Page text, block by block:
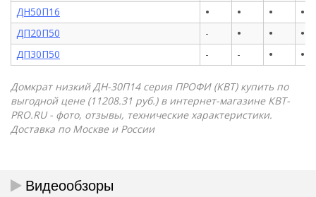
ДН50П16 • • • •
ДП20П50 - • • •
ДП30П50 - - • •
Домкрат низкий ДН-30П14 серия ПРОФИ (КВТ) купить по
выгодной цене (11208.31 руб.) в интернет-магазине КВТ-
PRO.RU - фото, отзывы, технические характеристики.
Доставка по Москве и России
Видеообзоры